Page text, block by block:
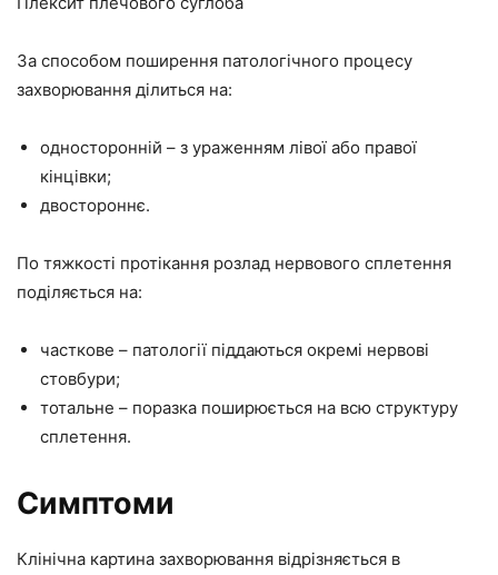
За способом поширення патологічного процесу
захворювання ділиться на:
односторонній – з ураженням лівої або правої
кінцівки;
двостороннє.
По тяжкості протікання розлад нервового сплетення
поділяється на:
часткове – патології піддаються окремі нервові
стовбури;
тотальне – поразка поширюється на всю структуру
сплетення.
Симптоми
Клінічна картина захворювання відрізняється в